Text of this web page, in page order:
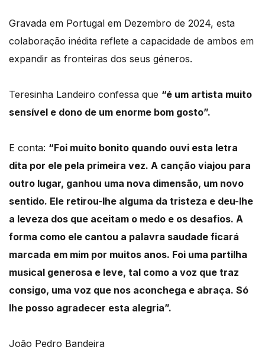
Gravada em Portugal em Dezembro de 2024, esta
colaboração inédita reflete a capacidade de ambos em
expandir as fronteiras dos seus géneros.
Teresinha Landeiro confessa que “é um artista muito
sensível e dono de um enorme bom gosto”.
E conta: “Foi muito bonito quando ouvi esta letra
dita por ele pela primeira vez. A canção viajou para
outro lugar, ganhou uma nova dimensão, um novo
sentido. Ele retirou-lhe alguma da tristeza e deu-lhe
a leveza dos que aceitam o medo e os desafios. A
forma como ele cantou a palavra saudade ficará
marcada em mim por muitos anos. Foi uma partilha
musical generosa e leve, tal como a voz que traz
consigo, uma voz que nos aconchega e abraça. Só
lhe posso agradecer esta alegria”.
João Pedro Bandeira